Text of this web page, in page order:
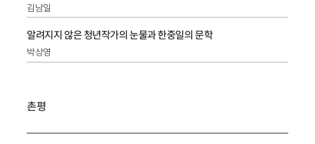
김남일
알려지지 않은 청년작가의 눈물과 한중일의 문학
박상영
촌평